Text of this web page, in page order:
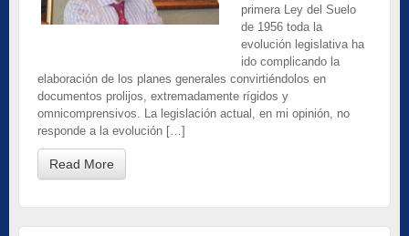
primera Ley del Suelo
de 1956 toda la
evolución legislativa ha
ido complicando la
elaboración de los planes generales convirtiéndolos en
documentos prolijos, extremadamente rígidos y
omnicomprensivos. La legislación actual, en mi opinión, no
responde a la evolución […]
Read More